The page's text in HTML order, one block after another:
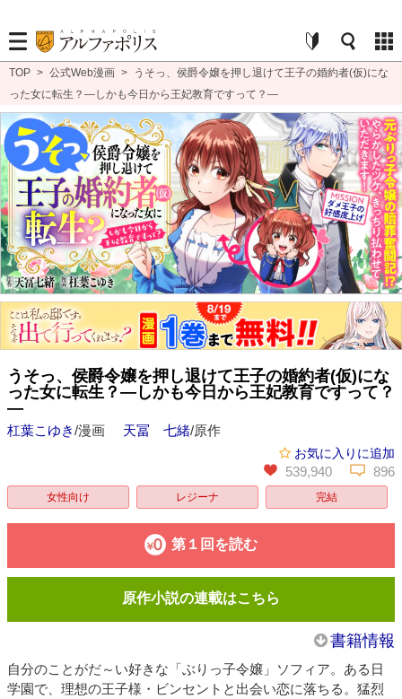
TOP > 公式Web漫画 >
うそっ、侯爵令嬢を押し退けて王子の婚約者(仮)にな
った女に転生？―しかも今日から王妃教育ですって？―
うそっ、侯爵令嬢を押し退けて王子の婚約者(仮)にな
った女に転生？―しかも今日から王妃教育ですって？
―
杠葉こゆき/漫画 天冨 七緒/原作
お気に入りに追加
539,940 896
女性向け レジーナ 完結
第１回を読む
原作小説の連載はこちら
書籍情報
自分のことがだ～い好きな「ぶりっ子令嬢」ソフィア。ある日
学園で、理想の王子様・ビンセントと出会い恋に落ちる。猛烈